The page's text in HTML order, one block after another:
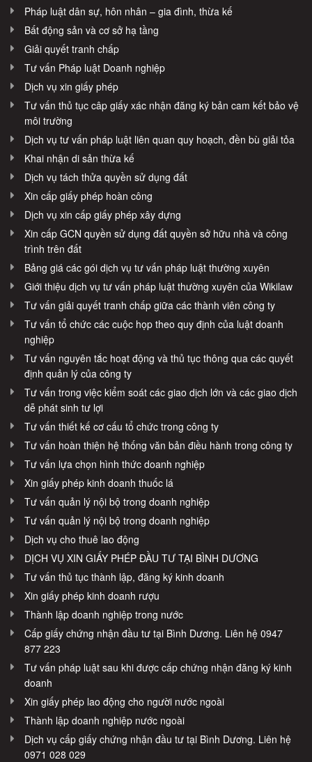
Pháp luật dân sự, hôn nhân – gia đình, thừa kế
Bất động sản và cơ sở hạ tầng
Giải quyết tranh chấp
Tư vấn Pháp luật Doanh nghiệp
Dịch vụ xin giấy phép
Tư vấn thủ tục câp giấy xác nhận đăng ký bản cam kết bảo vệ
môi trường
Dịch vụ tư vấn pháp luật liên quan quy hoạch, đền bù giải tỏa
Khai nhận di sản thừa kế
Dịch vụ tách thửa quyền sử dụng đất
Xin cấp giấy phép hoàn công
Dịch vụ xin cấp giấy phép xây dựng
Xin cấp GCN quyền sử dụng đất quyền sở hữu nhà và công
trình trên đất
Bảng giá các gói dịch vụ tư vấn pháp luật thường xuyên
Giới thiệu dịch vụ tư vấn pháp luật thường xuyên của Wikilaw
Tư vấn giải quyết tranh chấp giữa các thành viên công ty
Tư vấn tổ chức các cuộc họp theo quy định của luật doanh
nghiệp
Tư vấn nguyên tắc hoạt động và thủ tục thông qua các quyết
định quản lý của công ty
Tư vấn trong việc kiểm soát các giao dịch lớn và các giao dịch
dễ phát sinh tư lợi
Tư vấn thiết kế cơ cấu tổ chức trong công ty
Tư vấn hoàn thiện hệ thống văn bản điều hành trong công ty
Tư vấn lựa chọn hình thức doanh nghiệp
Xin giấy phép kinh doanh thuốc lá
Tư vấn quản lý nội bộ trong doanh nghiệp
Tư vấn quản lý nội bộ trong doanh nghiệp
Dịch vụ cho thuê lao động
DỊCH VỤ XIN GIẤY PHÉP ĐẦU TƯ TẠI BÌNH DƯƠNG
Tư vấn thủ tục thành lập, đăng ký kinh doanh
Xin giấy phép kinh doanh rượu
Thành lập doanh nghiệp trong nước
Cấp giấy chứng nhận đầu tư tại Bình Dương. Liên hệ 0947
877 223
Tư vấn pháp luật sau khi được cấp chứng nhận đăng ký kinh
doanh
Xin giấy phép lao động cho người nước ngoài
Thành lập doanh nghiệp nước ngoài
Dịch vụ cấp giấy chứng nhận đầu tư tại Bình Dương. Liên hệ
0971 028 029